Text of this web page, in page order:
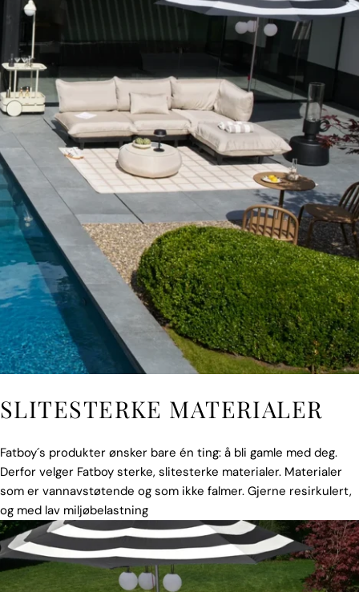
SLITESTERKE MATERIALER
Fatboy´s produkter ønsker bare én ting: å bli gamle med deg.
Derfor velger Fatboy sterke, slitesterke materialer. Materialer
som er vannavstøtende og som ikke falmer. Gjerne resirkulert,
og med lav miljøbelastning